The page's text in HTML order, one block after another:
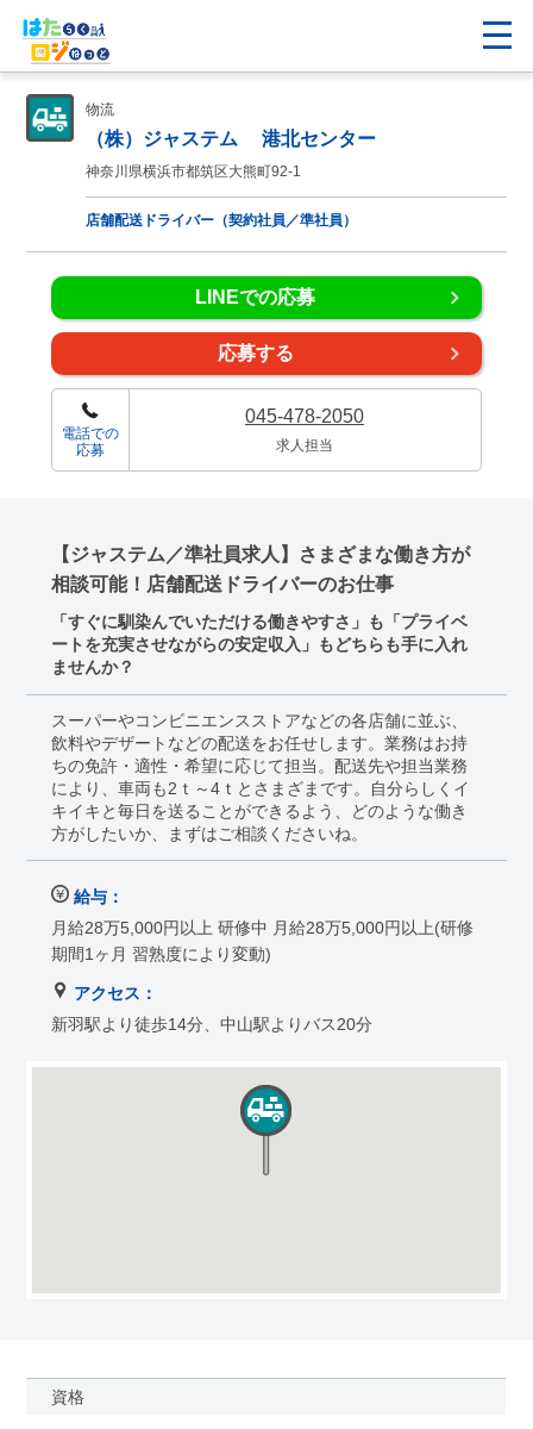
物流
（株）ジャステム 港北センター
神奈川県横浜市都筑区大熊町92-1
店舗配送ドライバー（契約社員／準社員）
LINEでの応募
応募する
電話での
応募
045-478-2050
求人担当
【ジャステム／準社員求人】さまざまな働き方が
相談可能！店舗配送ドライバーのお仕事
「すぐに馴染んでいただける働きやすさ」も「プライベ
ートを充実させながらの安定収入」もどちらも手に入れ
ませんか？
スーパーやコンビニエンスストアなどの各店舗に並ぶ、
飲料やデザートなどの配送をお任せします。業務はお持
ちの免許・適性・希望に応じて担当。配送先や担当業務
により、車両も2ｔ～4ｔとさまざまです。自分らしくイ
キイキと毎日を送ることができるよう、どのような働き
方がしたいか、まずはご相談くださいね。
給与：
月給28万5,000円以上 研修中 月給28万5,000円以上(研修
期間1ヶ月 習熟度により変動)
アクセス：
新羽駅より徒歩14分、中山駅よりバス20分
資格